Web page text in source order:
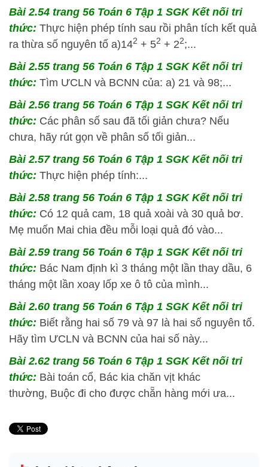
Bài 2.54 trang 56 Toán 6 Tập 1 SGK Kết nối tri
thức: Thực hiện phép tính sau rồi phân tích kết quả
ra thừa số nguyên tố a)142 + 52 + 22;...
Bài 2.55 trang 56 Toán 6 Tập 1 SGK Kết nối tri
thức: Tìm ƯCLN và BCNN của: a) 21 và 98;...
Bài 2.56 trang 56 Toán 6 Tập 1 SGK Kết nối tri
thức: Các phân số sau đã tối giản chưa? Nếu
chưa, hãy rút gọn về phân số tối giản...
Bài 2.57 trang 56 Toán 6 Tập 1 SGK Kết nối tri
thức: Thực hiện phép tính:...
Bài 2.58 trang 56 Toán 6 Tập 1 SGK Kết nối tri
thức: Có 12 quả cam, 18 quả xoài và 30 quả bơ.
Mẹ muốn Mai chia đều mỗi loại quả đó vào...
Bài 2.59 trang 56 Toán 6 Tập 1 SGK Kết nối tri
thức: Bác Nam định kì 3 tháng một lần thay dầu, 6
tháng một lần xoay lốp xe ô tô của mình...
Bài 2.60 trang 56 Toán 6 Tập 1 SGK Kết nối tri
thức: Biết rằng hai số 79 và 97 là hai số nguyên tố.
Hãy tìm ƯCLN và BCNN của hai số này...
Bài 2.62 trang 56 Toán 6 Tập 1 SGK Kết nối tri
thức: Bài toán cổ, Bác kia chăn vịt khác
thường, Buộc đi cho được chẵn hàng mới ưa...